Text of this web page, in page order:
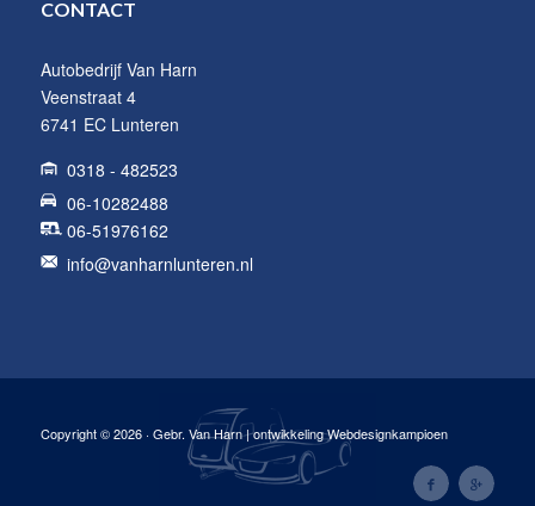
CONTACT
Autobedrijf Van Harn
Veenstraat 4
6741 EC Lunteren
0318 - 482523
06-10282488
06-51976162
info@vanharnlunteren.nl
Copyright © 2026 · Gebr. Van Harn | ontwikkeling Webdesignkampioen